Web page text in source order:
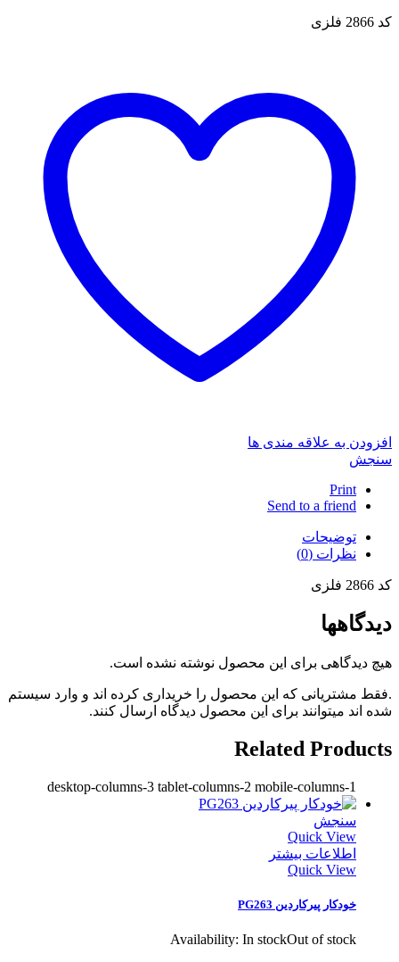
کد 2866 فلزی
افزودن به علاقه مندی ها
سنجش
Print
Send to a friend
توضیحات
نظرات (0)
کد 2866 فلزی
دیدگاهها
هیچ دیدگاهی برای این محصول نوشته نشده است.
.فقط مشتریانی که این محصول را خریداری کرده اند و وارد سیستم
شده اند میتوانند برای این محصول دیدگاه ارسال کنند.
Related Products
desktop-columns-3 tablet-columns-2 mobile-columns-1
سنجش
Quick View
اطلاعات بیشتر
Quick View
خودکار پیرکاردین PG263
Availability: In stockOut of stock